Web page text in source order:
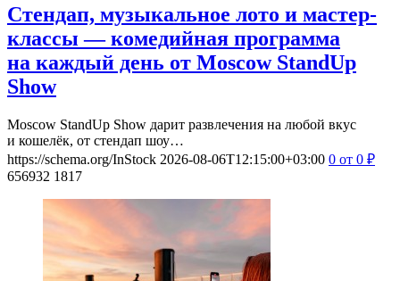
Стендап, музыкальное лото и мастер-
классы — комедийная программа
на каждый день от Moscow StandUp
Show
Moscow StandUp Show дарит развлечения на любой вкус
и кошелёк, от стендап шоу…
https://schema.org/InStock 2026-08-06T12:15:00+03:00 0 от 0 ₽
656932 1817